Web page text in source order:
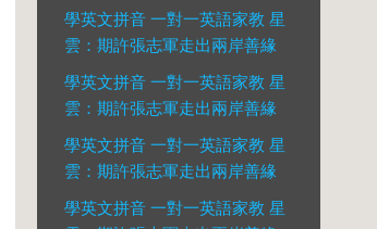
學英文拼音 一對一英語家教 星
雲：期許張志軍走出兩岸善緣
學英文拼音 一對一英語家教 星
雲：期許張志軍走出兩岸善緣
學英文拼音 一對一英語家教 星
雲：期許張志軍走出兩岸善緣
學英文拼音 一對一英語家教 星